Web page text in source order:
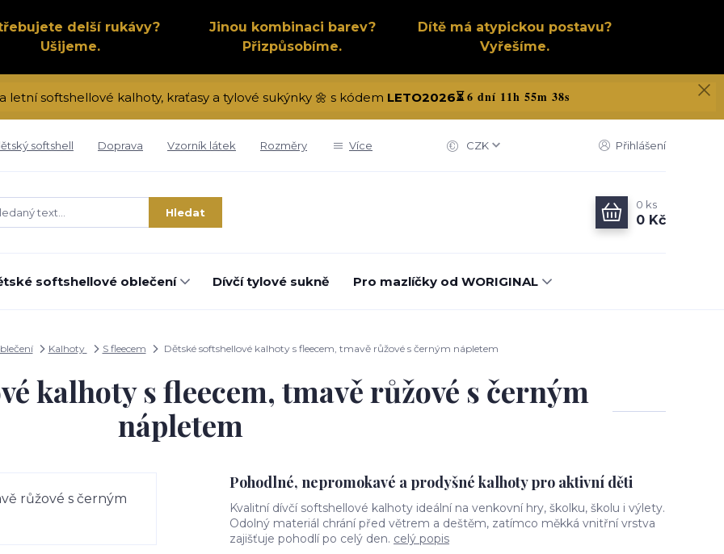
delší rukávy?
Ušijeme.
Jinou kombinaci barev?
Přizpůsobíme.
Dítě má atypickou postavu?
Vyřešíme.
letní softshellové kalhoty, kraťasy a tylové sukýnky 🌼 s kódem LETO2026⏳6 dní 11h 55m 37s
softshell Doprava Vzorník látek Rozměry Více CZK Přihlášení
Hledat
0 ks
0 Kč
softshellové oblečení Dívčí tylové sukně Pro mazlíčky od WORIGINAL
Kalhoty S fleecem Dětské softshellové kalhoty s fleecem, tmavě růžové s černým nápletem
kalhoty s fleecem, tmavě růžové s černým
nápletem
Pohodlné, nepromokavé a prodyšné kalhoty pro aktivní děti
Kvalitní dívčí softshellové kalhoty ideální na venkovní hry, školku, školu i výlety.
Odolný materiál chrání před větrem a deštěm, zatímco měkká vnitřní vrstva
zajišťuje pohodlí po celý den. celý popis